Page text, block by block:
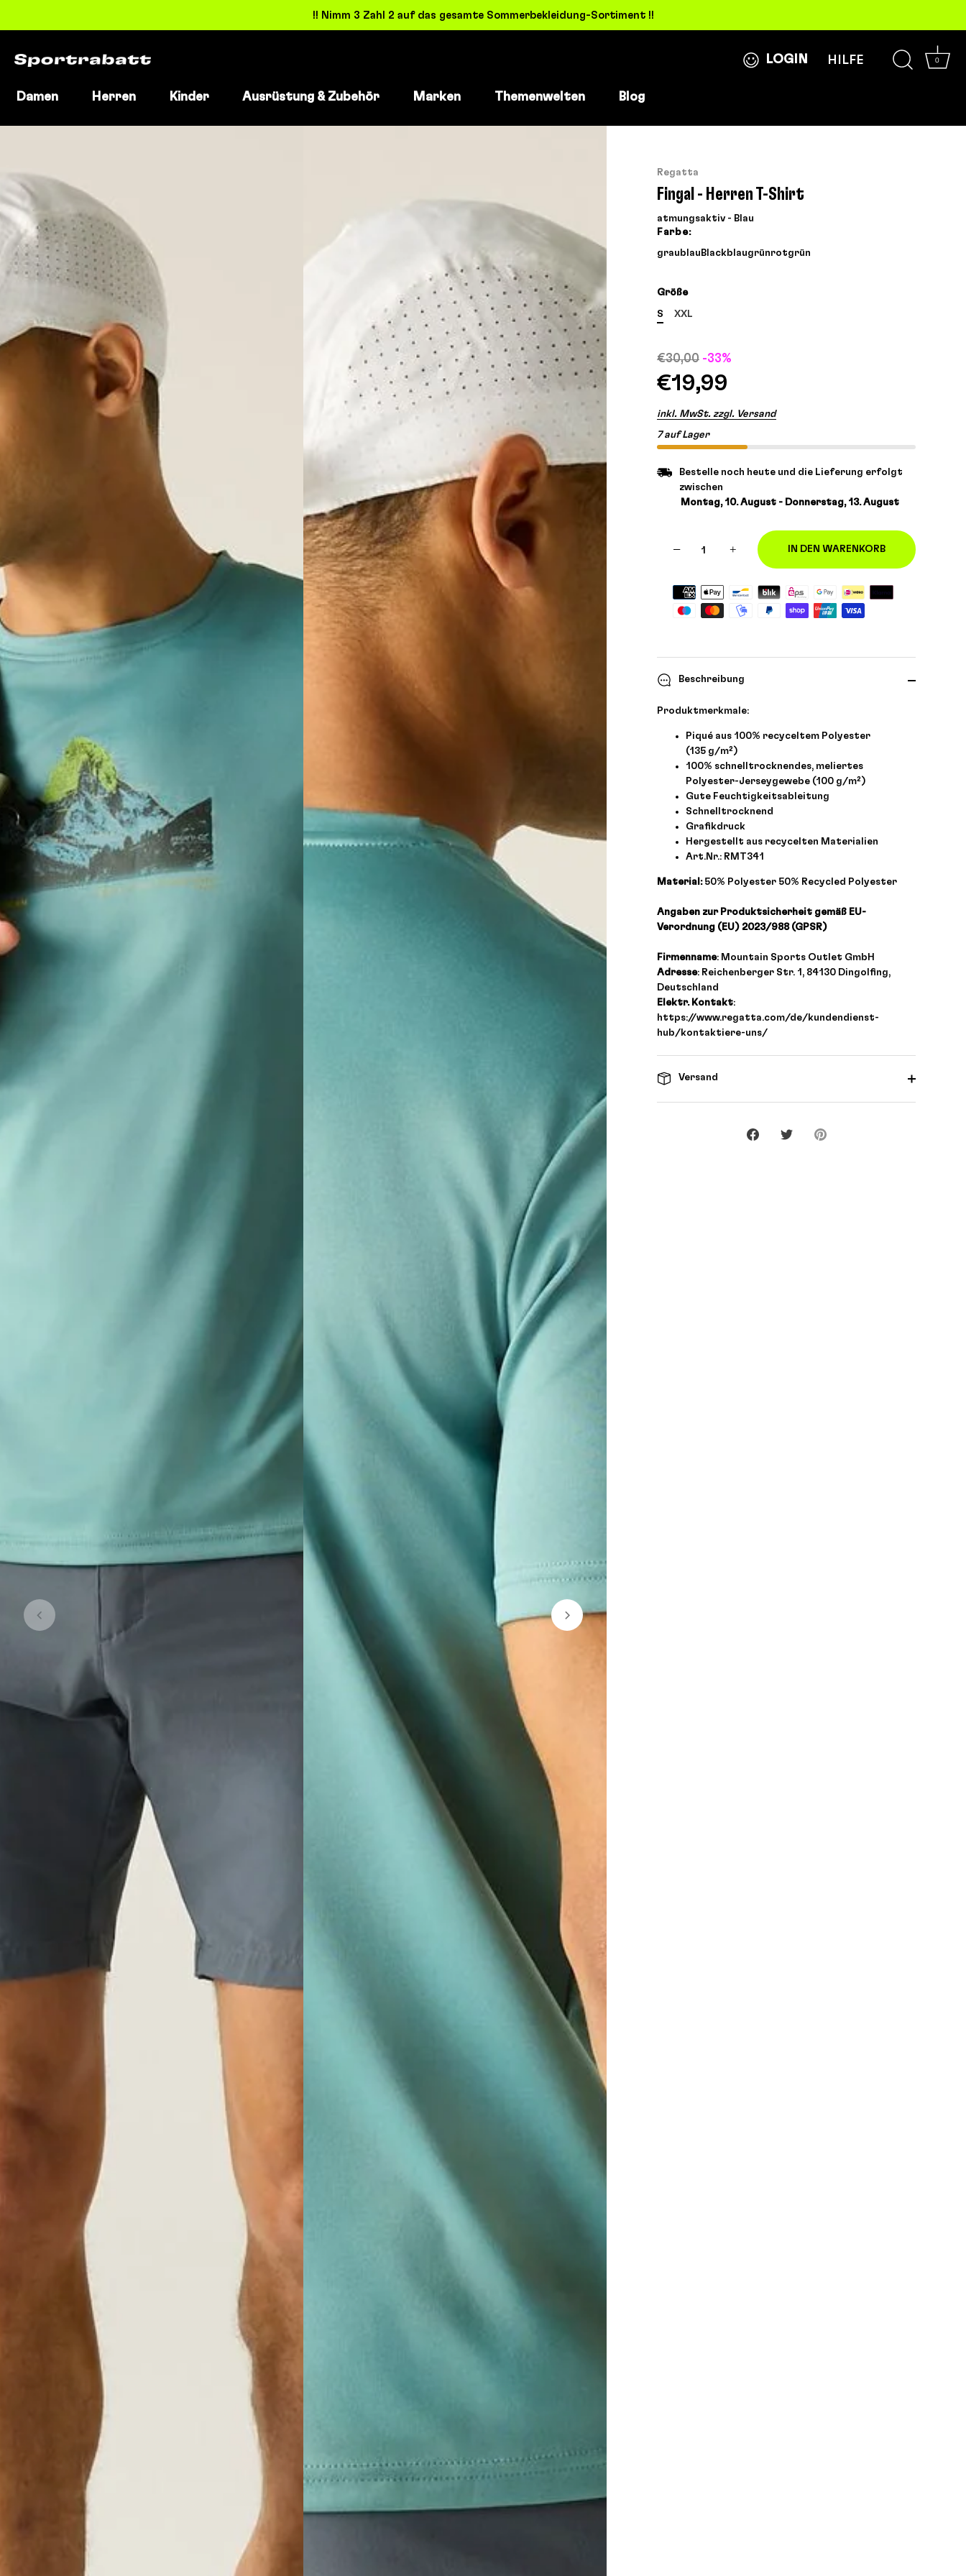
!! Nimm 3 Zahl 2 auf das gesamte Sommerbekleidung-Sortiment !!
LOGIN HILFE 0
Damen Herren Kinder Ausrüstung & Zubehör Marken Themenwelten Blog
Regatta
Fingal - Herren T-Shirt
atmungsaktiv - Blau
Farbe:
grau blau Blackblaugrünrotgrün
Größe
S XXL
€30,00 -33%
€19,99
inkl. MwSt. zzgl. Versand
7 auf Lager
Bestelle noch heute und die Lieferung erfolgt
zwischen
Montag, 10. August - Donnerstag, 13. August
− + IN DEN WARENKORB
Beschreibung
Produktmerkmale:
Piqué aus 100% recyceltem Polyester
(135 g/m²)
100% schnelltrocknendes, meliertes
Polyester-Jerseygewebe (100 g/m²)
Gute Feuchtigkeitsableitung
Schnelltrocknend
Grafikdruck
Hergestellt aus recycelten Materialien
Art.Nr.: RMT341
Material:50% Polyester 50% Recycled Polyester
Angaben zur Produktsicherheit gemäß EU-
Verordnung (EU) 2023/988 (GPSR)
Firmenname: Mountain Sports Outlet GmbH
Adresse: Reichenberger Str. 1, 84130 Dingolfing,
Deutschland
Elektr. Kontakt:
https://www.regatta.com/de/kundendienst-
hub/kontaktiere-uns/
Versand
Teilen TwitternPinnen